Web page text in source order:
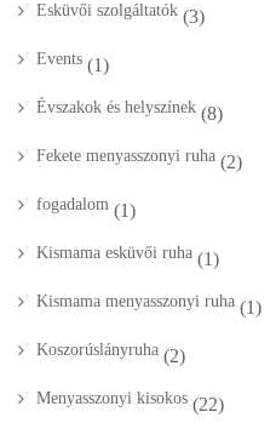
Esküvői szolgáltatók (3)
Events (1)
Évszakok és helyszínek (8)
Fekete menyasszonyi ruha (2)
fogadalom (1)
Kismama esküvői ruha (1)
Kismama menyasszonyi ruha (1)
Koszorúslányruha (2)
Menyasszonyi kisokos (22)